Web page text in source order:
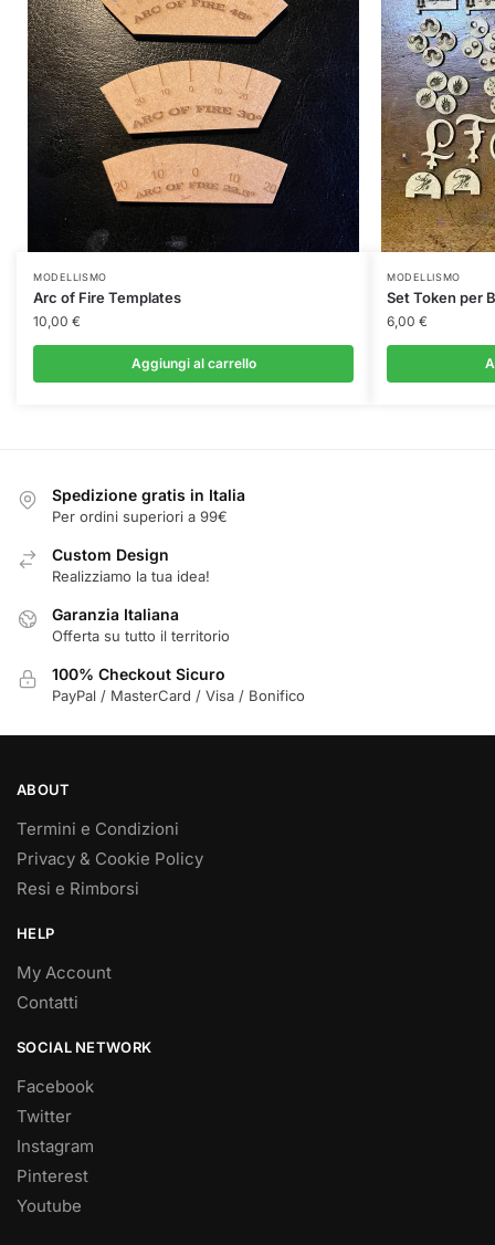
MODELLISMO
Arc of Fire Templates
10,00 €
Aggiungi al carrello
MODELLISMO
Set Token per
6,00 €
Spedizione gratis in Italia
Per ordini superiori a 99€
Custom Design
Realizziamo la tua idea!
Garanzia Italiana
Offerta su tutto il territorio
100% Checkout Sicuro
PayPal / MasterCard / Visa / Bonifico
ABOUT
Termini e Condizioni
Privacy & Cookie Policy
Resi e Rimborsi
HELP
My Account
Contatti
SOCIAL NETWORK
Facebook
Twitter
Instagram
Pinterest
Youtube